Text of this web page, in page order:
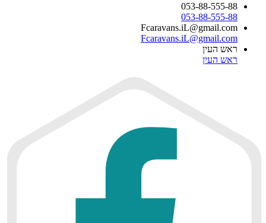
053-88-555-88
053-88-555-88
Fcaravans.iL@gmail.com
Fcaravans.iL@gmail.com
ראש העין
ראש העין